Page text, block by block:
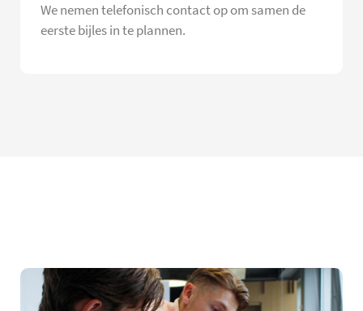
We nemen telefonisch contact op om samen de
eerste bijles in te plannen.